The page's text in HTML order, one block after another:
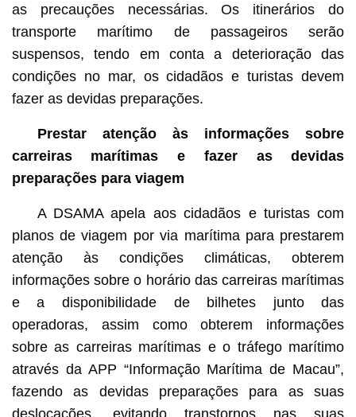
as precauções necessárias. Os itinerários do
transporte marítimo de passageiros serão
suspensos, tendo em conta a deterioração das
condições no mar, os cidadãos e turistas devem
fazer as devidas preparações.
Prestar atenção às informações sobre
carreiras marítimas e fazer as devidas
preparações para viagem
A DSAMA apela aos cidadãos e turistas com
planos de viagem por via marítima para prestarem
atenção às condições climáticas, obterem
informações sobre o horário das carreiras marítimas
e a disponibilidade de bilhetes junto das
operadoras, assim como obterem informações
sobre as carreiras marítimas e o tráfego marítimo
através da APP “Informação Marítima de Macau”,
fazendo as devidas preparações para as suas
deslocações, evitando transtornos nas suas